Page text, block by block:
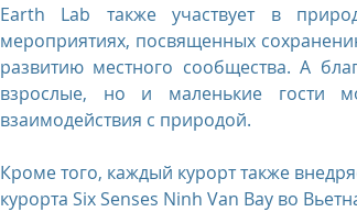
Earth Lab также участвует в
мероприятиях, посвященных
развитию местного сообщества. А
взрослые, но и маленькие гости
взаимодействия с природой.
Кроме того, каждый курорт также
курорта Six Senses Ninh Van Bay во